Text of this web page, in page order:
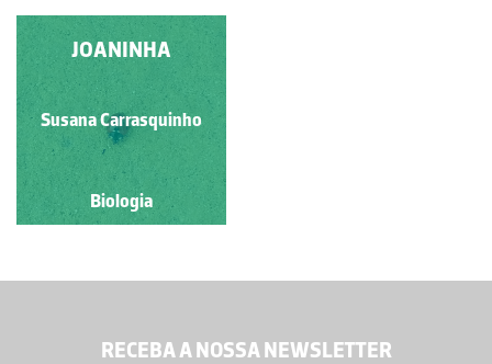
JOANINHA
Susana Carrasquinho
Biologia
RECEBA A NOSSA NEWSLETTER